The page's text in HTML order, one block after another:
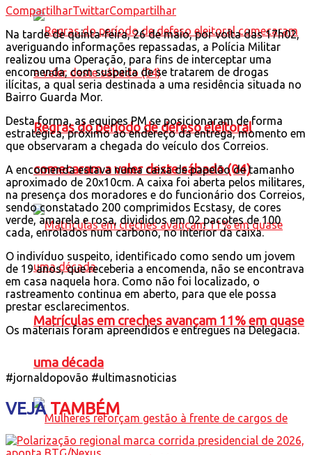
Regras do período de defeso eleitoral
comecaram a valer deste sábado (04)
Matrículas em creches avançam 11% em quase
uma década
CompartilharTwittarCompartilhar
Na tarde de quinta-feira, 26 de maio, por volta das 17h02,
averiguando informações repassadas, a Polícia Militar
realizou uma Operação, para fins de interceptar uma
encomenda, com suspeita de se tratarem de drogas
ilícitas, a qual seria destinada a uma residência situada no
Bairro Guarda Mor.
Desta forma, as equipes PM se posicionaram de forma
estratégica, próximo ao endereço da entrega, momento em
que observaram a chegada do veículo dos Correios.
A encomenda estava numa caixa de papelão de tamanho
aproximado de 20x10cm. A caixa foi aberta pelos militares,
na presença dos moradores e do funcionário dos Correios,
sendo constatado 200 comprimidos Ecstasy, de cores
verde, amarela e rosa, divididos em 02 pacotes de 100
cada, enrolados num carbono, no interior da caixa.
O indivíduo suspeito, identificado como sendo um jovem
de 19 anos, que receberia a encomenda, não se encontrava
em casa naquela hora. Como não foi localizado, o
rastreamento continua em aberto, para que ele possa
prestar esclarecimentos.
Os materiais foram apreendidos e entregues na Delegacia.
#jornaldopovão #ultimasnoticias
VEJATAMBÉM